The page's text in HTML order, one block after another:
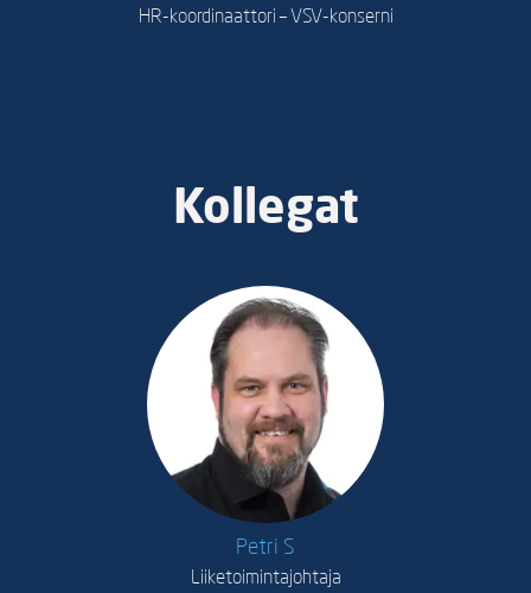
HR-koordinaattori – VSV-konserni
Kollegat
Petri S
Liiketoimintajohtaja